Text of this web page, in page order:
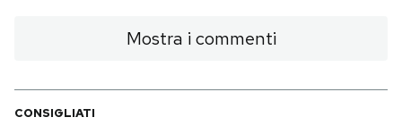
Newsletter
Mostra i commenti
CONSIGLIATI